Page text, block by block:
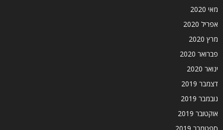
מאי 2020
אפריל 2020
מרץ 2020
פברואר 2020
ינואר 2020
דצמבר 2019
נובמבר 2019
אוקטובר 2019